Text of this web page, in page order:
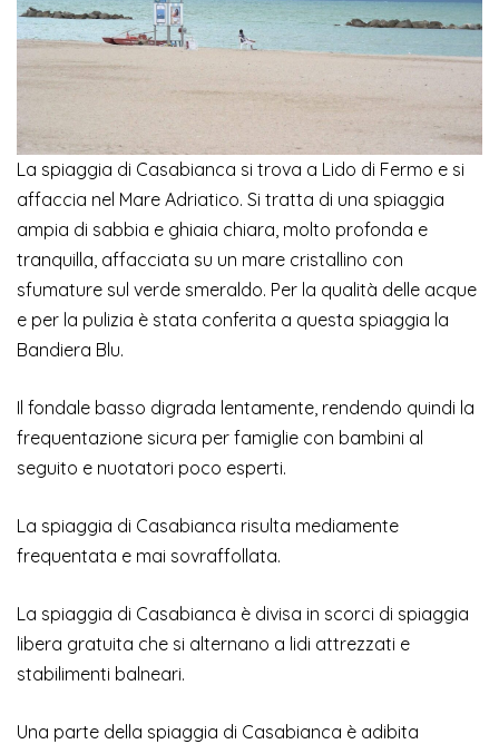
La spiaggia di Casabianca si trova a Lido di Fermo e si
affaccia nel Mare Adriatico. Si tratta di una spiaggia
ampia di sabbia e ghiaia chiara, molto profonda e
tranquilla, affacciata su un mare cristallino con
sfumature sul verde smeraldo. Per la qualità delle acque
e per la pulizia è stata conferita a questa spiaggia la
Bandiera Blu.
Il fondale basso digrada lentamente, rendendo quindi la
frequentazione sicura per famiglie con bambini al
seguito e nuotatori poco esperti.
La spiaggia di Casabianca risulta mediamente
frequentata e mai sovraffollata.
La spiaggia di Casabianca è divisa in scorci di spiaggia
libera gratuita che si alternano a lidi attrezzati e
stabilimenti balneari.
Una parte della spiaggia di Casabianca è adibita